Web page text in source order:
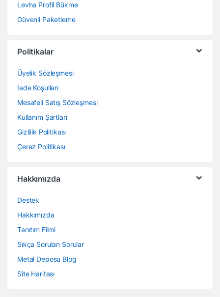
Levha Profil Bükme
Güvenli Paketleme
Politikalar
Üyelik Sözleşmesi
İade Koşulları
Mesafeli Satış Sözleşmesi
Kullanım Şartları
Gizlilik Politikası
Çerez Politikası
Hakkımızda
Destek
Hakkımızda
Tanıtım Filmi
Sıkça Sorulan Sorular
Metal Deposu Blog
Site Haritası